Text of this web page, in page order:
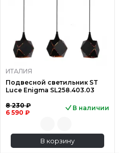
ИТАЛИЯ
Подвесной светильник ST
Luce Enigma SL258.403.03
8 230 ₽
6 590 ₽
В наличии
В корзину